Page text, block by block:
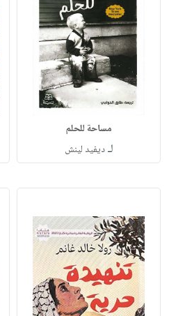
مساحة للحلم
لـديفيد لينش